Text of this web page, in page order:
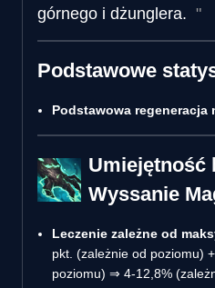
górnego i dżunglera.
Podstawowe
Podstawowa regeneracja
Wyssanie
Leczenie zależne od
pkt. (zależnie od poziomu)
poziomu) ⇒ 4-12,8%